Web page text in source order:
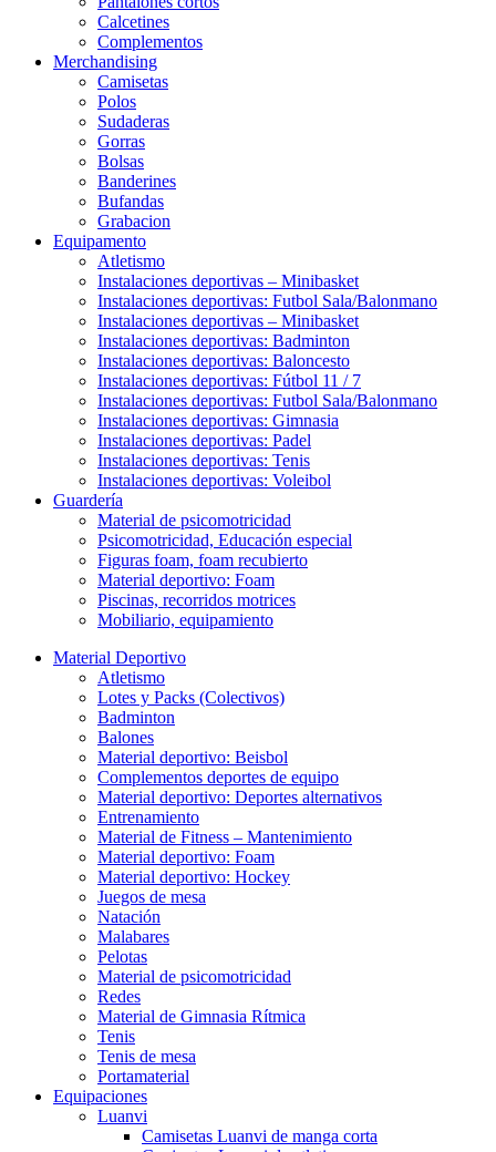
Calcetines
Complementos
Merchandising
Camisetas
Polos
Sudaderas
Gorras
Bolsas
Banderines
Bufandas
Grabacion
Equipamento
Atletismo
Instalaciones deportivas – Minibasket
Instalaciones deportivas: Futbol Sala/Balonmano
Instalaciones deportivas – Minibasket
Instalaciones deportivas: Badminton
Instalaciones deportivas: Baloncesto
Instalaciones deportivas: Fútbol 11 / 7
Instalaciones deportivas: Futbol Sala/Balonmano
Instalaciones deportivas: Gimnasia
Instalaciones deportivas: Padel
Instalaciones deportivas: Tenis
Instalaciones deportivas: Voleibol
Guardería
Material de psicomotricidad
Psicomotricidad, Educación especial
Figuras foam, foam recubierto
Material deportivo: Foam
Piscinas, recorridos motrices
Mobiliario, equipamiento
Material Deportivo
Atletismo
Lotes y Packs (Colectivos)
Badminton
Balones
Material deportivo: Beisbol
Complementos deportes de equipo
Material deportivo: Deportes alternativos
Entrenamiento
Material de Fitness – Mantenimiento
Material deportivo: Foam
Material deportivo: Hockey
Juegos de mesa
Natación
Malabares
Pelotas
Material de psicomotricidad
Redes
Material de Gimnasia Rítmica
Tenis
Tenis de mesa
Portamaterial
Equipaciones
Luanvi
Camisetas Luanvi de manga corta